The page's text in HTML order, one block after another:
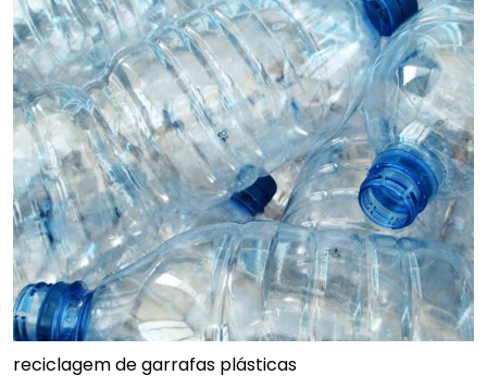
reciclagem de garrafas plásticas